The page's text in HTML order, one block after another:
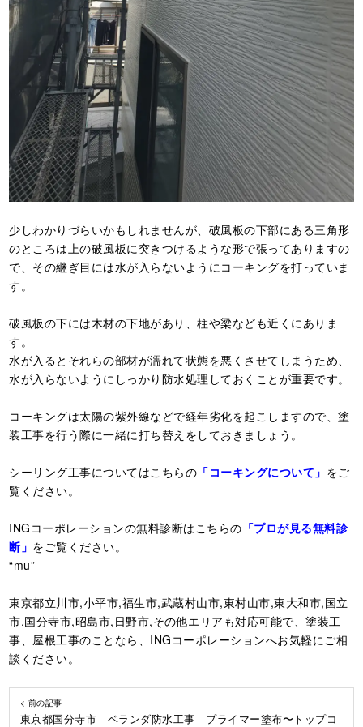
少しわかりづらいかもしれませんが、破風板の下部にある三角形
のところは上の破風板に突きつけるような形で張ってありますの
で、その継ぎ目には水が入らないようにコーキングを打っていま
す。
破風板の下には木材の下地があり、柱や梁なども近くにありま
す。
水が入るとそれらの部材が濡れて状態を悪くさせてしまうため、
水が入らないようにしっかり防水処理しておくことが重要です。
コーキングは太陽の紫外線などで経年劣化を起こしますので、塗
装工事を行う際に一緒に打ち替えをしておきましょう。
シーリング工事についてはこちらの 「コーキングについて」 をご
覧ください。
INGコーポレーションの無料診断はこちらの 「プロが見る無料診
断」 をご覧ください。
“mu”
東京都立川市,小平市,福生市,武蔵村山市,東村山市,東大和市,国立
市,国分寺市,昭島市,日野市,その他エリアも対応可能で、塗装工
事、屋根工事のことなら、INGコーポレーションへお気軽にご相
談ください。
< 前の記事
東京都国分寺市 ベランダ防水工事 プライマー塗布〜トップコ